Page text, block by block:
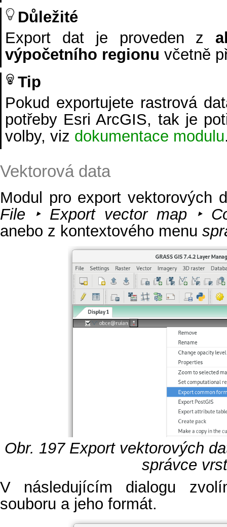
Důležité
Export dat je proveden z
výpočetního regionu včetně
Tip
Pokud exportujete rastrová
potřeby Esri ArcGIS, tak je
volby, viz dokumentace modulu
Vektorová data
Modul pro export vektorových
File ‣ Export vector map ‣
anebo z kontextového menu
Obr. 197 Export vektorových
správce
V následujícím dialogu
souboru a jeho formát.